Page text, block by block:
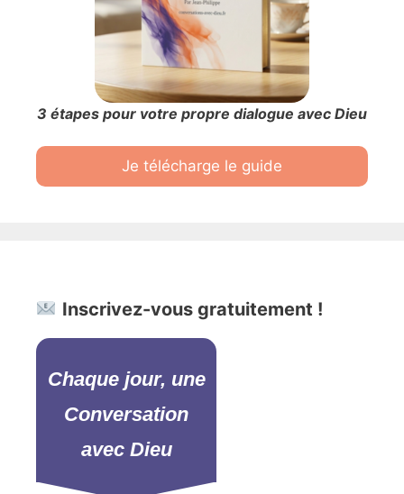
3 étapes pour votre propre dialogue avec Dieu
Je télécharge le guide
Inscrivez-vous gratuitement !
Chaque jour, une
Conversation
avec Dieu